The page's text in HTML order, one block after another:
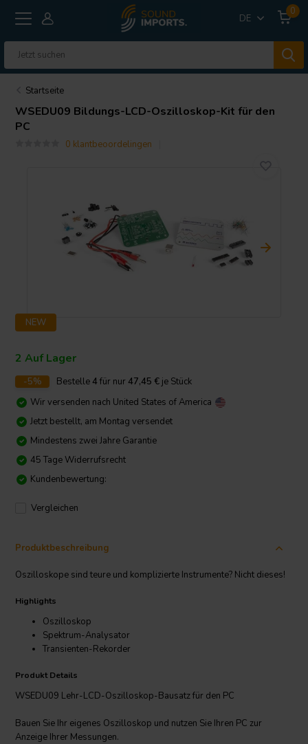
DE
0
Startseite
WSEDU09 Bildungs-LCD-Oszilloskop-Kit für den
PC
0 klantbeoordelingen
NEW
2 Auf Lager
-5% Bestelle4 für nur47,45 € je Stück
Wir versenden nach United States of America
Jetzt bestellt, am Montag versendet
Mindestens zwei Jahre Garantie
45 Tage Widerrufsrecht
Kundenbewertung:
Vergleichen
Produktbeschreibung
Oszilloskope sind teure und komplizierte Instrumente? Nicht dieses!
Highlights
Oszilloskop
Spektrum-Analysator
Transienten-Rekorder
Produkt Details
WSEDU09 Lehr-LCD-Oszilloskop-Bausatz für den PC
Bauen Sie Ihr eigenes Oszilloskop und nutzen Sie Ihren PC zur
Anzeige Ihrer Messungen.